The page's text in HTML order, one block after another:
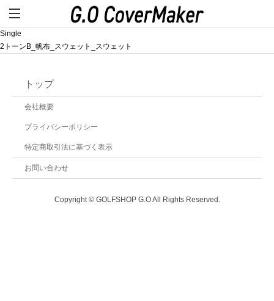
Single
2トーンB_帆布_スウェット_スウェット
トップ
会社概要
プライバシーポリシー
特定商取引法に基づく表示
お問い合わせ
Copyright © GOLFSHOP G.O All Rights Reserved.